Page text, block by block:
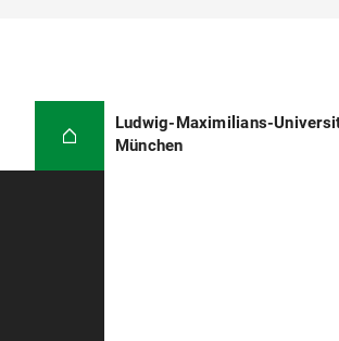
Ludwig-Maximilians-
München